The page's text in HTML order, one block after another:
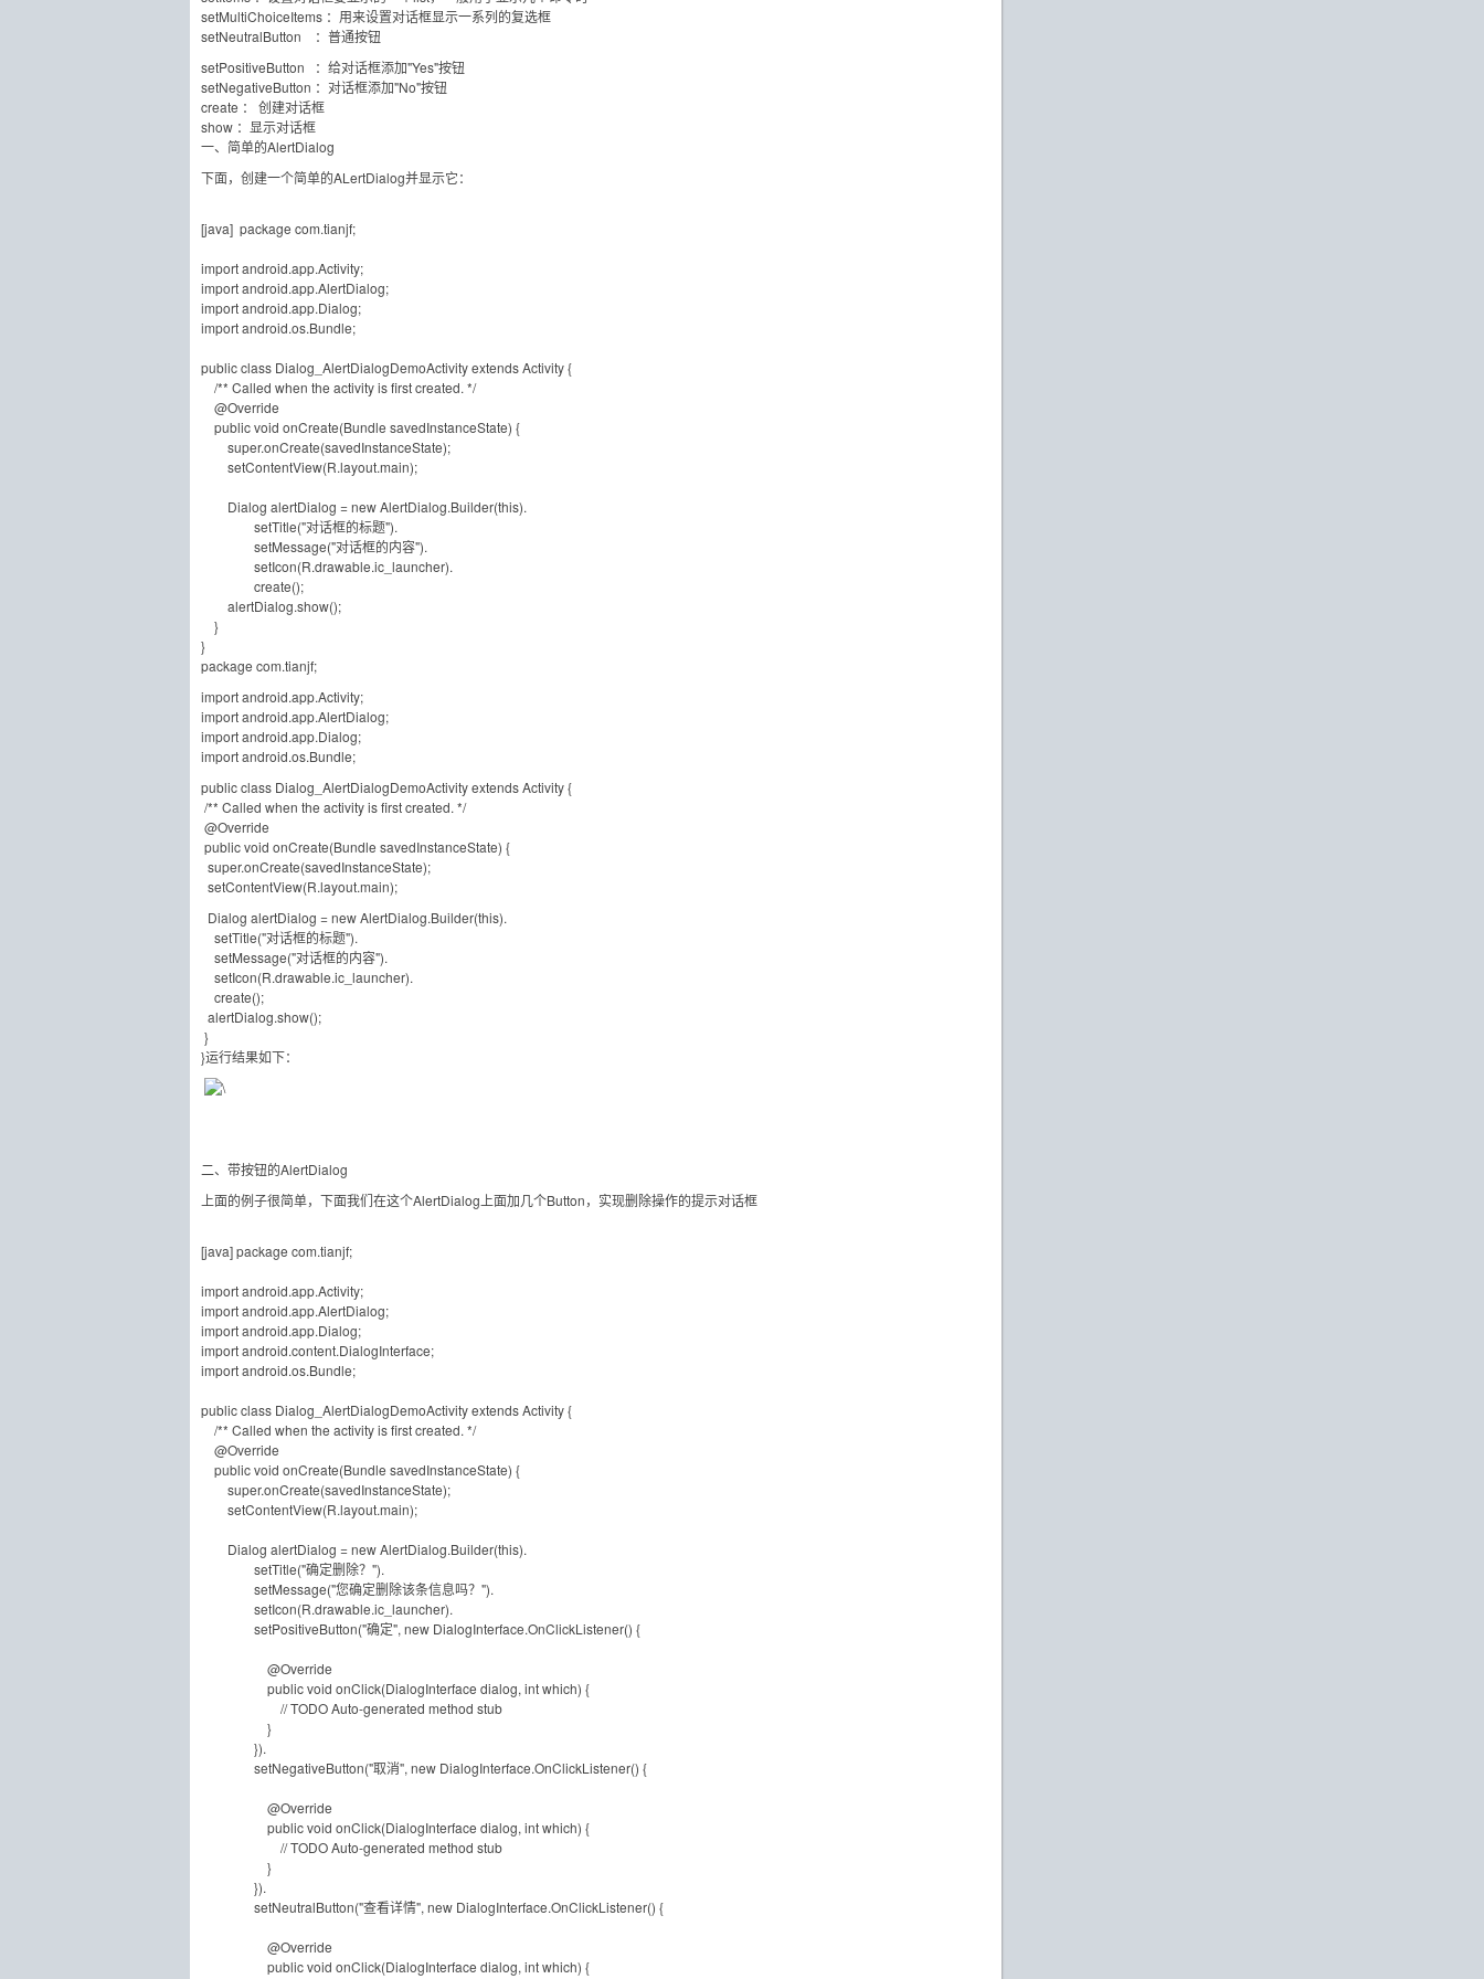
setMultiChoiceItems ：用来设置对话框显示一系列的复选框
setNeutralButton ：普通按钮
setPositiveButton ：给对话框添加"Yes"按钮
setNegativeButton ：对话框添加"No"按钮
create ： 创建对话框
show ：显示对话框
一、简单的AlertDialog
下面，创建一个简单的ALertDialog并显示它：
[java] package com.tianjf;
import android.app.Activity;
import android.app.AlertDialog;
import android.app.Dialog;
import android.os.Bundle;
public class Dialog_AlertDialogDemoActivity extends Activity {
/** Called when the activity is first created. */
@Override
public void onCreate(Bundle savedInstanceState) {
super.onCreate(savedInstanceState);
setContentView(R.layout.main);
Dialog alertDialog = new AlertDialog.Builder(this).
setTitle("对话框的标题").
setMessage("对话框的内容").
setIcon(R.drawable.ic_launcher).
create();
alertDialog.show();
}
}
package com.tianjf;
import android.app.Activity;
import android.app.AlertDialog;
import android.app.Dialog;
import android.os.Bundle;
public class Dialog_AlertDialogDemoActivity extends Activity {
/** Called when the activity is first created. */
@Override
public void onCreate(Bundle savedInstanceState) {
super.onCreate(savedInstanceState);
setContentView(R.layout.main);
Dialog alertDialog = new AlertDialog.Builder(this).
setTitle("对话框的标题").
setMessage("对话框的内容").
setIcon(R.drawable.ic_launcher).
create();
alertDialog.show();
}
}运行结果如下：
二、带按钮的AlertDialog
上面的例子很简单，下面我们在这个AlertDialog上面加几个Button，实现删除操作的提示对话框
[java] package com.tianjf;
import android.app.Activity;
import android.app.AlertDialog;
import android.app.Dialog;
import android.content.DialogInterface;
import android.os.Bundle;
public class Dialog_AlertDialogDemoActivity extends Activity {
/** Called when the activity is first created. */
@Override
public void onCreate(Bundle savedInstanceState) {
super.onCreate(savedInstanceState);
setContentView(R.layout.main);
Dialog alertDialog = new AlertDialog.Builder(this).
setTitle("确定删除？").
setMessage("您确定删除该条信息吗？").
setIcon(R.drawable.ic_launcher).
setPositiveButton("确定", new DialogInterface.OnClickListener() {
@Override
public void onClick(DialogInterface dialog, int which) {
// TODO Auto-generated method stub
}
}).
setNegativeButton("取消", new DialogInterface.OnClickListener() {
@Override
public void onClick(DialogInterface dialog, int which) {
// TODO Auto-generated method stub
}
}).
setNeutralButton("查看详情", new DialogInterface.OnClickListener() {
@Override
public void onClick(DialogInterface dialog, int which) {